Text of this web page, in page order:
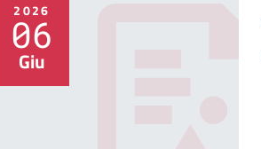
2026
06
Giu